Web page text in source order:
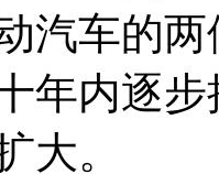
汽车的
年内逐
大。